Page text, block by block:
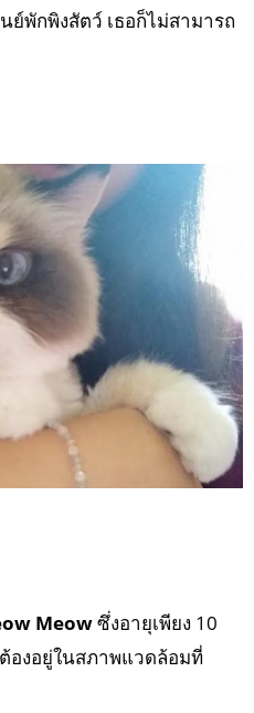
ย์พักพิงสัตว์ เธอก็ไม่สามารถ
Meowซึ่งอายุเพียง 10
องอยู่ในสภาพแวดล้อมที่